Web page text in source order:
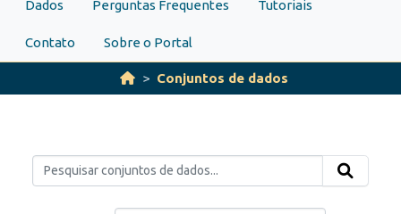
Dados Perguntas Frequentes Tutoriais
Contato Sobre o Portal
Conjuntos de dados